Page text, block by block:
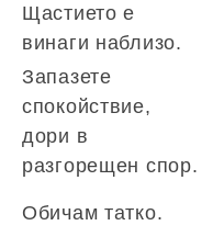
Щастието е
винаги наблизо.
Запазете
спокойствие,
дори в
разгорещен спор.
Обичам татко.